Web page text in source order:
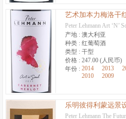
艺术加本力梅洛干
Peter Lehmann Art ‘N’
产地 : 澳大利亚
种类 : 红葡萄酒
类型 : 干型
价格 : 247.00 (人民币)
年份 : 2014 2013
2010
2009
乐明彼得利蒙远景
Peter Lehmann The